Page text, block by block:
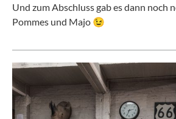
Und zum Abschluss gab es dann noch
Pommes und Majo 😉